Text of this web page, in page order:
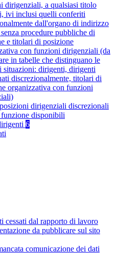
dirigenziali, a qualsiasi titolo
ivi inclusi quelli conferiti
dall'organo di indirizzo
procedure pubbliche di
e titolari di posizione
con funzioni dirigenziali (da
in tabelle che distinguano le
situazioni: dirigenti, dirigenti
discrezionalmente, titolari di
organizzativa con funzioni
dirigenziali discrezionali
disponibili
6
cessati dal rapporto di lavoro
da pubblicare sul sito
comunicazione dei dati